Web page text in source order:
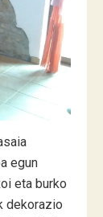
egun
eta burko
dekorazio